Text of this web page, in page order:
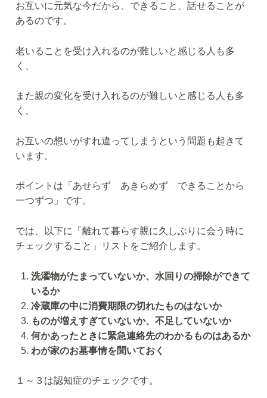
お互いに元気な今だから、できること、話せることが
あるのです。
老いることを受け入れるのが難しいと感じる人も多
く、
また親の変化を受け入れるのが難しいと感じる人も多
く、
お互いの想いがすれ違ってしまうという問題も起きて
います。
ポイントは「あせらず あきらめず できることから
一つずつ」です。
では、以下に「離れて暮らす親に久しぶりに会う時に
チェックすること」リストをご紹介します。
洗濯物がたまっていないか、水回りの掃除ができて
いるか
冷蔵庫の中に消費期限の切れたものはないか
ものが増えすぎていないか、不足していないか
何かあったときに緊急連絡先のわかるものはあるか
わが家のお墓事情を聞いておく
１～３は認知症のチェックです。